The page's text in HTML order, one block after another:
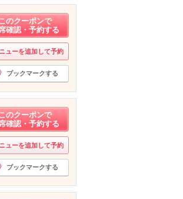
分（25）
分（24）
分 （19）
分
分 （19）
分（16）
月分（13）
月分（18）
月分（22）
分（15）
分 （21）
分（17）
のクーポンで
確認・予約する
ューを追加して予約
ブックマークする
のクーポンで
確認・予約する
ューを追加して予約
ブックマークする